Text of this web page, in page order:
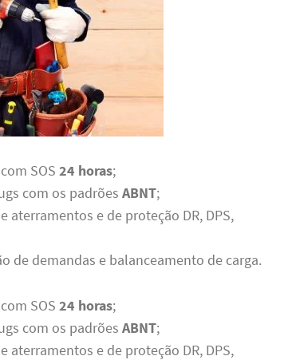
SOS24 horas;
com os padrõesABNT;
aterramentos e de proteção DR, DPS,
de demandas e balanceamento de carga.
SOS24 horas;
com os padrõesABNT;
aterramentos e de proteção DR, DPS,